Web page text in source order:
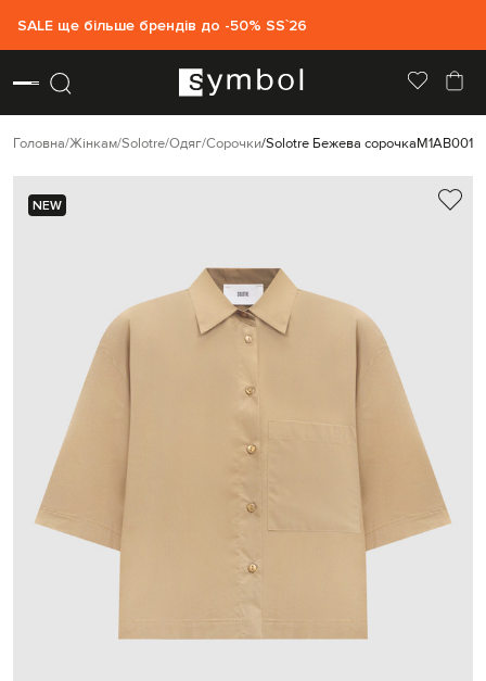
SALE ще більше брендів до -50% SS`26
Головна Жінкам Solotre Одяг Сорочки Solotre Бежева сорочкаM1AB0019
NEW